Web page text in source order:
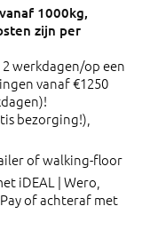
werkdagen/op een
vanaf €1250
bezorging!),
of walking-floor
iDEAL | Wero,
of achteraf met